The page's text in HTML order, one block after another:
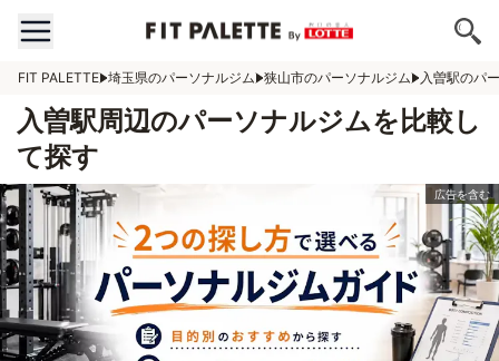
FIT PALETTE 埼玉県のパーソナルジム 狭山市のパーソナルジム 入曽駅のパ
入曽駅周辺のパーソナルジムを比較し
て探す